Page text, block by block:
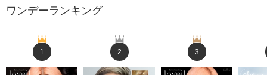
ワンデーランキング
1 2 3